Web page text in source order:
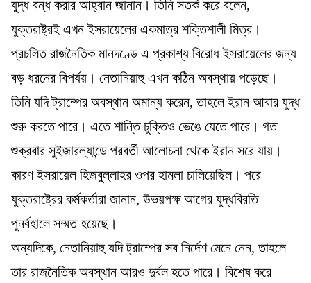
যুদ্ধ বন্ধ করার আহ্বান জানান। তিনি সতর্ক করে বলেন,
যুক্তরাষ্ট্রই এখন ইসরায়েলের একমাত্র শক্তিশালী মিত্র।
প্রচলিত রাজনৈতিক মানদণ্ডে এ প্রকাশ্য বিরোধ ইসরায়েলের জন্য
বড় ধরনের বিপর্যয়। নেতানিয়াহু এখন কঠিন অবস্থায় পড়েছে।
তিনি যদি ট্রাম্পের অবস্থান অমান্য করেন, তাহলে ইরান আবার যুদ্ধ
শুরু করতে পারে। এতে শান্তি চুক্তিও ভেঙে যেতে পারে। গত
শুক্রবার সুইজারল্যান্ডে পরবর্তী আলোচনা থেকে ইরান সরে যায়।
কারণ ইসরায়েল হিজবুল্লাহর ওপর হামলা চালিয়েছিল। পরে
যুক্তরাষ্ট্রের কর্মকর্তারা জানান, উভয়পক্ষ আগের যুদ্ধবিরতি
পুনর্বহালে সম্মত হয়েছে।
অন্যদিকে, নেতানিয়াহু যদি ট্রাম্পের সব নির্দেশ মেনে নেন, তাহলে
তার রাজনৈতিক অবস্থান আরও দুর্বল হতে পারে। বিশেষ করে